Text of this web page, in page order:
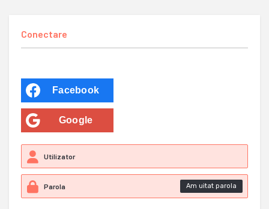
Conectare
Facebook
Google
Am uitat parola